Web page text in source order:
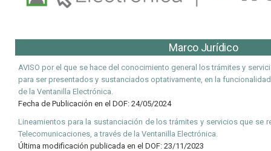
Marco Jurídico
AVISO por el que se hace del conocimiento general los trámites y
para ser presentados y sustanciados optativamente, en la
de la Ventanilla Electrónica.
Fecha de Publicación en el DOF: 24/05/2024
Lineamientos para la sustanciación de los trámites y servicios que se
Telecomunicaciones, a través de la Ventanilla Electrónica.
Última modificación publicada en el DOF: 23/11/2023